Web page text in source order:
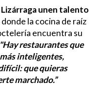
Lizárraga unen talento
la cocina de raíz
encuentra su
"Hay restaurantes que
inteligentes,
que quieras
marchado.”